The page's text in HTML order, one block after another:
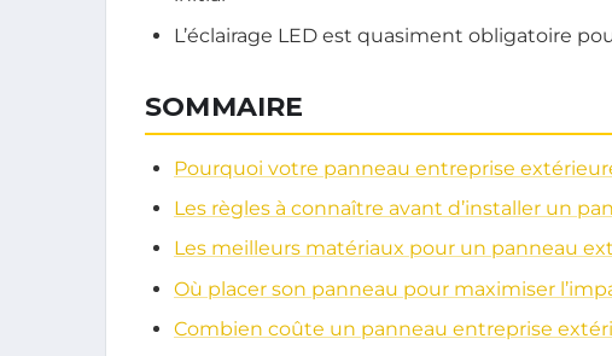
L’éclairage LED est quasiment obligatoire
SOMMAIRE
Pourquoi votre panneau entreprise
Les règles à connaître avant d’installer un
Les meilleurs matériaux pour un panneau
Où placer son panneau pour maximiser
Combien coûte un panneau entreprise